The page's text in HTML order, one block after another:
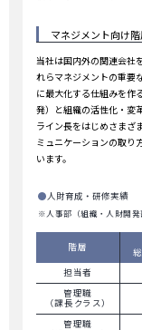
マネジメント向け
当社は国内外の関連会社
れらマネジメントの重要
に最大化する仕組みを作
発）と組織の活性化・変
ライン長をはじめさまざ
ミュニケーションの取り
います。
人財育成・研修実績
※人事部（組織・人財開発
階層
担当者
管理職
（課長クラス）
管理職